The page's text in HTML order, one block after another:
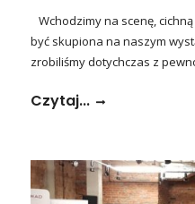
Wchodzimy na scenę,
być skupiona na naszym
zrobiliśmy dotychczas z
Czytaj...